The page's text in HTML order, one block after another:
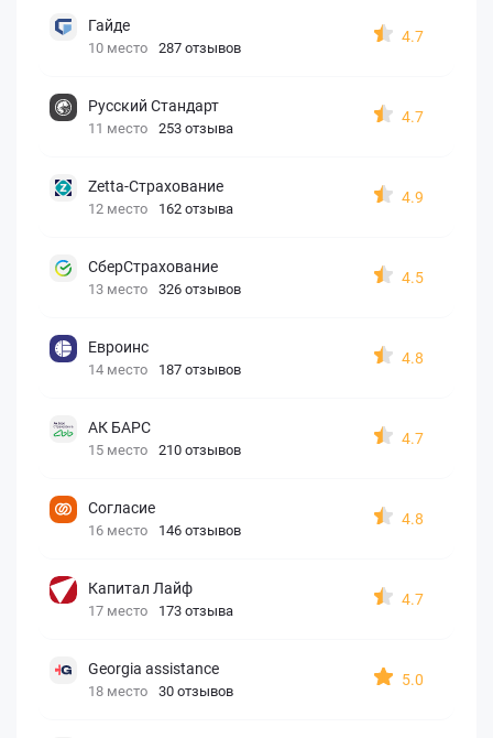
Гайде
10 место 287 отзывов
4.7
Русский Стандарт
11 место 253 отзыва
4.7
Zetta-Страхование
12 место 162 отзыва
4.9
СберСтрахование
13 место 326 отзывов
4.5
Евроинс
14 место 187 отзывов
4.8
АК БАРС
15 место 210 отзывов
4.7
Согласие
16 место 146 отзывов
4.8
Капитал Лайф
17 место 173 отзыва
4.7
Georgia assistance
18 место 30 отзывов
5.0